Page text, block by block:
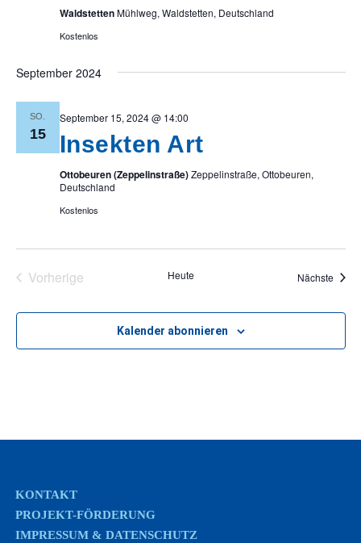
WaldstettenMühlweg, Waldstetten, Deutschland
Kostenlos
September 2024
SO.
15 Insekten Art
September 15, 2024 @ 14:00
Ottobeuren (Zeppelinstraße)Zeppelinstraße, Ottobeuren,
Deutschland
Kostenlos
Vorherige
Heute Nächste
Kalender abonnieren
KONTAKT
PROJEKT-FÖRDERUNG
IMPRESSUM & DATENSCHUTZ